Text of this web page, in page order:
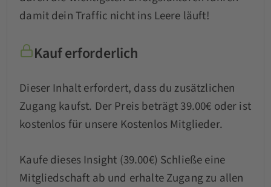
damit dein Traffic nicht ins Leere läuft!
Kauf erforderlich
Dieser Inhalt erfordert, dass du zusätzlichen
Zugang kaufst. Der Preis beträgt 39.00€ oder ist
kostenlos für unsere Kostenlos Mitglieder.
Kaufe dieses Insight (39.00€) Schließe eine
Mitgliedschaft ab und erhalte Zugang zu allen